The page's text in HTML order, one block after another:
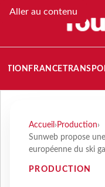
Aller au contenu
FRANCE
Accueil › Production›
Sunweb propose
européenne du ski
PRODUCTION